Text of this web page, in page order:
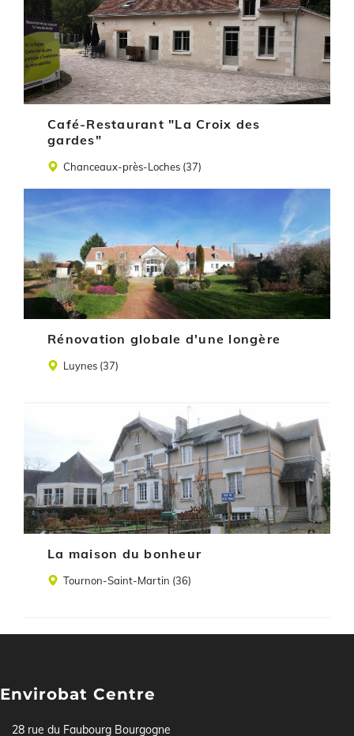
Café-Restaurant "La Croix des
gardes"
Chanceaux-près-Loches (37)
Rénovation globale d'une longère
Luynes (37)
La maison du bonheur
Tournon-Saint-Martin (36)
Envirobat Centre
28 rue du Faubourg Bourgogne